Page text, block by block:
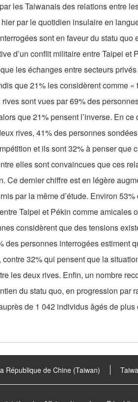
les Taiwanais des relations entre
par le quotidien insulaire en
sont en faveur du statu quo
d’un conflit militaire entre Taipei et
les échanges entre secteurs
que 21% les considèrent comme «
sont vues par 69% des
que 21% pensent l’inverse. En ce
rives, 41% des personnes
et ils sont 32% à penser que
elles sont convaincues que ces
Ce dernier chiffre est en légère
par la même d’étude. Environ 53%
Taipei et Pékin comme amicales
considèrent que des tensions
des personnes interrogées estiment
32% qui pensent que la
les deux rives. Enfin, un nombre
du statu quo, en progression par
de 1 042 individus âgés de
République de Chine (Taiwan)